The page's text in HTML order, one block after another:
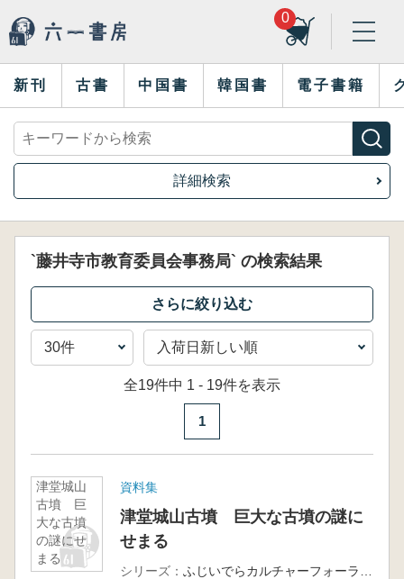
0
新刊 古書 中国書 韓国書 電子書籍
詳細検索
`藤井寺市教育委員会事務局` の検索結果
全19件中 1 - 19件を表示
1
津堂城山
古墳 巨
大な古墳
の謎にせ
まる
資料集
津堂城山古墳 巨大な古墳の謎に
せまる
シリーズ：